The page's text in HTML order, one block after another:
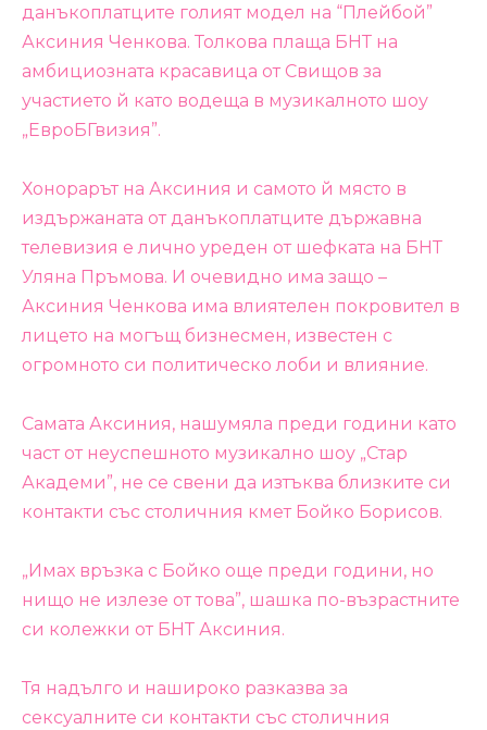
данъкоплатците голият модел на “Плейбой”
Аксиния Ченкова. Толкова плаща БНТ на
амбициозната красавица от Свищов за
участието й като водеща в музикалното шоу
„ЕвроБГвизия”.
Хонорарът на Аксиния и самото й място в
издържаната от данъкоплатците държавна
телевизия е лично уреден от шефката на БНТ
Уляна Пръмова. И очевидно има защо –
Аксиния Ченкова има влиятелен покровител в
лицето на могъщ бизнесмен, известен с
огромното си политическо лоби и влияние.
Самата Аксиния, нашумяла преди години като
част от неуспешното музикално шоу „Стар
Академи”, не се свени да изтъква близките си
контакти със столичния кмет Бойко Борисов.
„Имах връзка с Бойко още преди години, но
нищо не излезе от това”, шашка по-възрастните
си колежки от БНТ Аксиния.
Тя надълго и нашироко разказва за
сексуалните си контакти със столичния